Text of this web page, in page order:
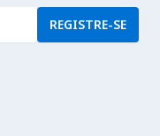
REGISTRE-SE